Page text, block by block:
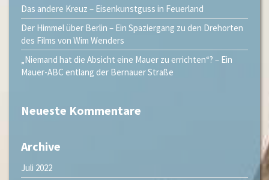
Das andere Kreuz – Eisenkunstguss in Feuerland
Der Himmel über Berlin – Ein Spaziergang zu den Drehorten
des Films von Wim Wenders
„Niemand hat die Absicht eine Mauer zu errichten“? – Ein
Mauer-ABC entlang der Bernauer Straße
Neueste Kommentare
Archive
Juli 2022